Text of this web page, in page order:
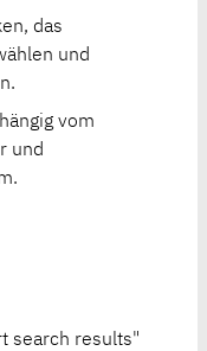
das
und
vom
und
search results"